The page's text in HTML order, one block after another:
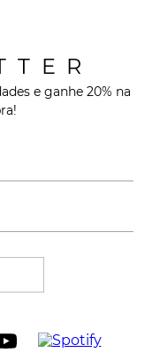
e ganhe 20% na